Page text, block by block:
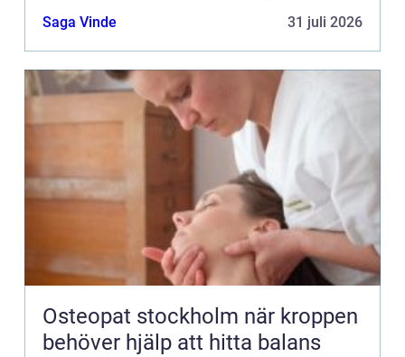
Saga Vinde 31 juli 2026
Osteopat stockholm när kroppen
behöver hjälp att hitta balans